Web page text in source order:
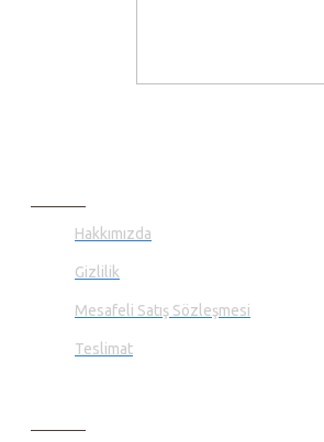
Hakkımızda
Gizlilik
Mesafeli Satış Sözleşmesi
Teslimat